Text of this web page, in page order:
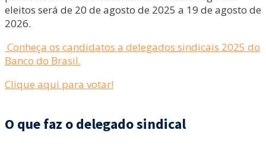
eleitos será de 20 de agosto de 2025 a 19 de agosto de
2026.
Conheça os candidatos a delegados sindicais 2025 do
Banco do Brasil.
Clique aqui para votar!
O que faz o delegado sindical